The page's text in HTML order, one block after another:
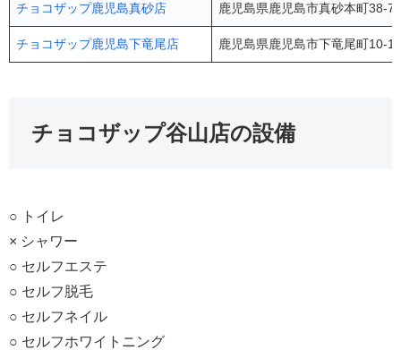
チョコザップ鹿児島真砂店 鹿児島県鹿児島市真砂本町38-
チョコザップ鹿児島下竜尾店 鹿児島県鹿児島市下竜尾町
チョコザップ谷山店の設備
○ トイレ
× シャワー
○ セルフエステ
○ セルフ脱毛
○ セルフネイル
○ セルフホワイトニング